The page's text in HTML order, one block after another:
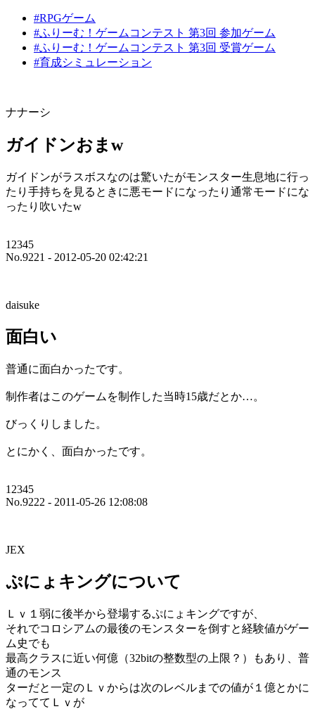
#RPGゲーム
#ふりーむ！ゲームコンテスト 第3回 参加ゲーム
#ふりーむ！ゲームコンテスト 第3回 受賞ゲーム
#育成シミュレーション
ナナーシ
ガイドンおまw
ガイドンがラスボスなのは驚いたがモンスター生息地に行っ
たり手持ちを見るときに悪モードになったり通常モードにな
ったり吹いたw
12345
No.9221 - 2012-05-20 02:42:21
daisuke
面白い
普通に面白かったです。
制作者はこのゲームを制作した当時15歳だとか…。
びっくりしました。
とにかく、面白かったです。
12345
No.9222 - 2011-05-26 12:08:08
JEX
ぷにょキングについて
Ｌｖ１弱に後半から登場するぷにょキングですが、
それでコロシアムの最後のモンスターを倒すと経験値がゲー
ム史でも
最高クラスに近い何億（32bitの整数型の上限？）もあり、普
通のモンス
ターだと一定のＬｖからは次のレベルまでの値が１億とかに
なっててＬｖが